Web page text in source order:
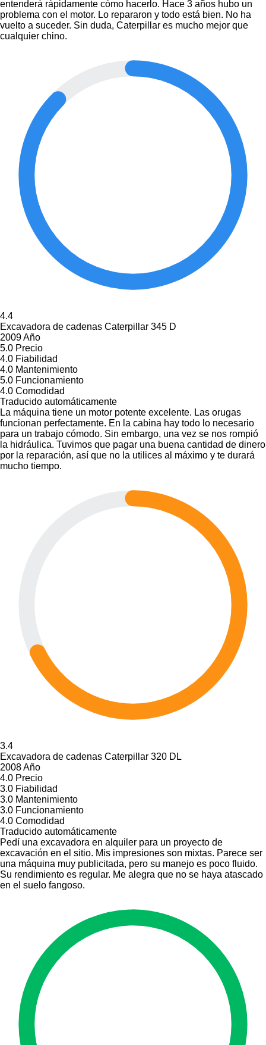
entenderá rápidamente cómo hacerlo. Hace 3 años hubo un
problema con el motor. Lo repararon y todo está bien. No ha
vuelto a suceder. Sin duda, Caterpillar es mucho mejor que
cualquier chino.
4.4
Excavadora de cadenas Caterpillar 345 D
2009 Año
5.0 Precio
4.0 Fiabilidad
4.0 Mantenimiento
5.0 Funcionamiento
4.0 Comodidad
Traducido automáticamente
La máquina tiene un motor potente excelente. Las orugas
funcionan perfectamente. En la cabina hay todo lo necesario
para un trabajo cómodo. Sin embargo, una vez se nos rompió
la hidráulica. Tuvimos que pagar una buena cantidad de dinero
por la reparación, así que no la utilices al máximo y te durará
mucho tiempo.
3.4
Excavadora de cadenas Caterpillar 320 DL
2008 Año
4.0 Precio
3.0 Fiabilidad
3.0 Mantenimiento
3.0 Funcionamiento
4.0 Comodidad
Traducido automáticamente
Pedí una excavadora en alquiler para un proyecto de
excavación en el sitio. Mis impresiones son mixtas. Parece ser
una máquina muy publicitada, pero su manejo es poco fluido.
Su rendimiento es regular. Me alegra que no se haya atascado
en el suelo fangoso.